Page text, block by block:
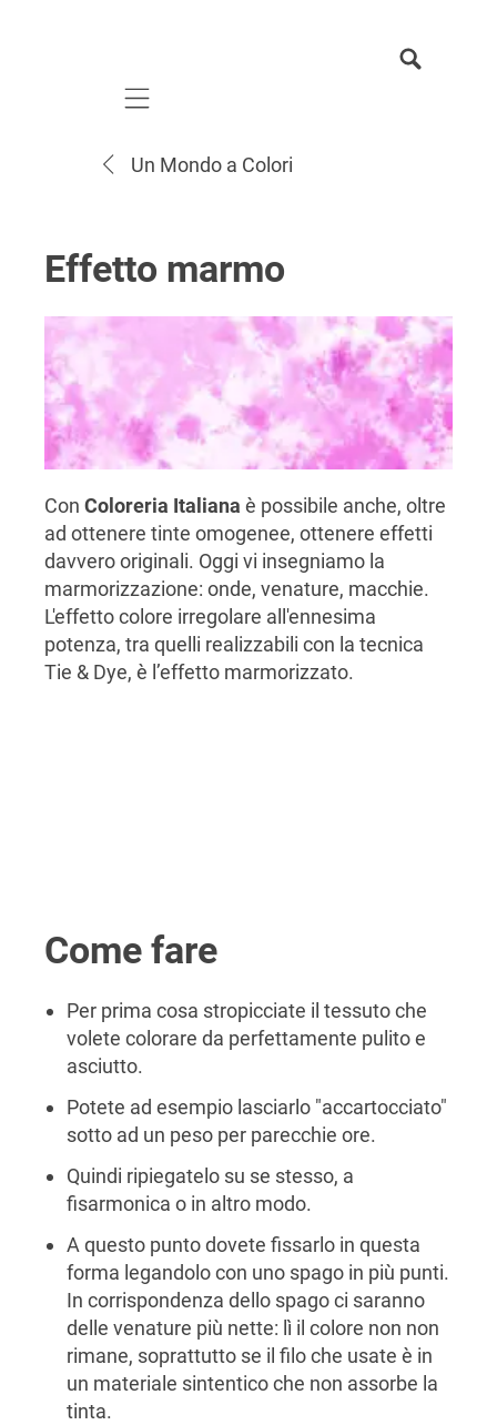
Mobile navigation
Un Mondo a Colori
Effetto marmo
Con Coloreria Italiana è possibile anche, oltre
ad ottenere tinte omogenee, ottenere effetti
davvero originali. Oggi vi insegniamo la
marmorizzazione: onde, venature, macchie.
L'effetto colore irregolare all'ennesima
potenza, tra quelli realizzabili con la tecnica
Tie & Dye, è l’effetto marmorizzato.
Come fare
Per prima cosa stropicciate il tessuto che
volete colorare da perfettamente pulito e
asciutto.
Potete ad esempio lasciarlo "accartocciato"
sotto ad un peso per parecchie ore.
Quindi ripiegatelo su se stesso, a
fisarmonica o in altro modo.
A questo punto dovete fissarlo in questa
forma legandolo con uno spago in più punti.
In corrispondenza dello spago ci saranno
delle venature più nette: lì il colore non non
rimane, soprattutto se il filo che usate è in
un materiale sintentico che non assorbe la
tinta.